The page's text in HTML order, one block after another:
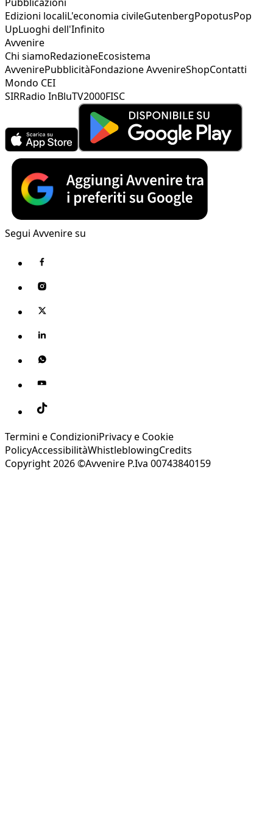
Edizioni localiL'economia civileGutenbergPopotusPop
UpLuoghi dell'Infinito
Avvenire
Chi siamoRedazioneEcosistema
AvvenirePubblicitàFondazione AvvenireShopContatti
Mondo CEI
SIRRadio InBluTV2000FISC
Segui Avvenire su
Termini e CondizioniPrivacy e Cookie
PolicyAccessibilitàWhistleblowingCredits
Copyright 2026 ©Avvenire P.Iva 00743840159